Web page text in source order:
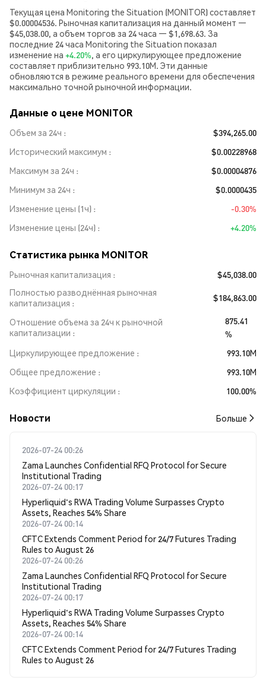
Текущая цена Monitoring the Situation (MONITOR) составляет
$0.00004536. Рыночная капитализация на данный момент —
$45,038.00, а объем торгов за 24 часа — $1,698.63. За
последние 24 часа Monitoring the Situation показал
изменение на +4.20%, а его циркулирующее предложение
составляет приблизительно 993.10M. Эти данные
обновляются в режиме реального времени для обеспечения
максимально точной рыночной информации.
Данные о цене MONITOR
Объем за 24ч
$394,265.00
Исторический максимум
$0.00228968
Максимум за 24ч
$0.00004876
Минимум за 24ч
$0.0000435
Изменение цены (1ч)
-0.30%
Изменение цены (24ч)
+4.20%
Статистика рынка MONITOR
Рыночная капитализация
$45,038.00
Полностью разводнённая рыночная
капитализация
$184,863.00
Отношение объема за 24ч к рыночной
капитализации
875.41
%
Циркулирующее предложение
993.10M
Общее предложение
993.10M
Коэффициент циркуляции
100.00%
Новости Больше
2026-07-24 00:26
Zama Launches Confidential RFQ Protocol for Secure
Institutional Trading
2026-07-24 00:17
Hyperliquid's RWA Trading Volume Surpasses Crypto
Assets, Reaches 54% Share
2026-07-24 00:14
CFTC Extends Comment Period for 24/7 Futures Trading
Rules to August 26
2026-07-24 00:26
Zama Launches Confidential RFQ Protocol for Secure
Institutional Trading
2026-07-24 00:17
Hyperliquid's RWA Trading Volume Surpasses Crypto
Assets, Reaches 54% Share
2026-07-24 00:14
CFTC Extends Comment Period for 24/7 Futures Trading
Rules to August 26